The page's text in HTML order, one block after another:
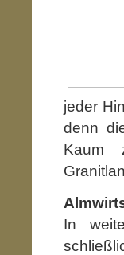
jeder
denn
Kaum
In